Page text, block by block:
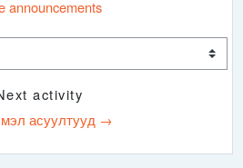
announcements
activity
асуултууд →